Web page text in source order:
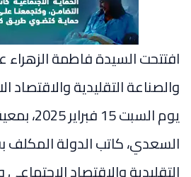
افتتحت السيدة فاطمة الزهراء
والصناعة التقليدية والاقتصاد
يوم السبت
السعدي، كاتب الدولة المكلف
التقليدية والاقتصاد